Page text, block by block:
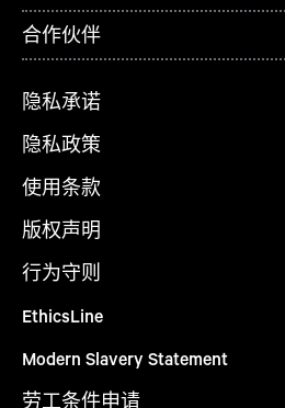
合作伙伴
隐私承诺
隐私政策
使用条款
版权声明
行为守则
EthicsLine
Modern Slavery Statement
劳工条件申请